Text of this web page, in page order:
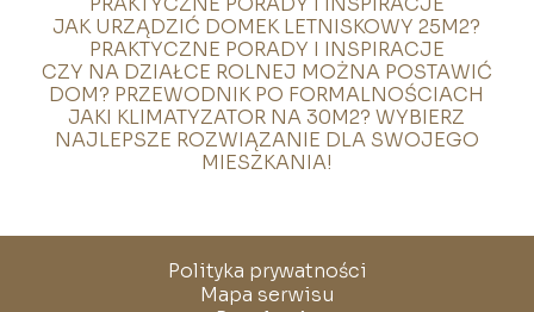
JAK URZĄDZIĆ DOMEK LETNISKOWY 25M2?
PRAKTYCZNE PORADY I INSPIRACJE
CZY NA DZIAŁCE ROLNEJ MOŻNA POSTAWIĆ
DOM? PRZEWODNIK PO FORMALNOŚCIACH
JAKI KLIMATYZATOR NA 30M2? WYBIERZ
NAJLEPSZE ROZWIĄZANIE DLA SWOJEGO
MIESZKANIA!
Polityka prywatności
Mapa serwisu